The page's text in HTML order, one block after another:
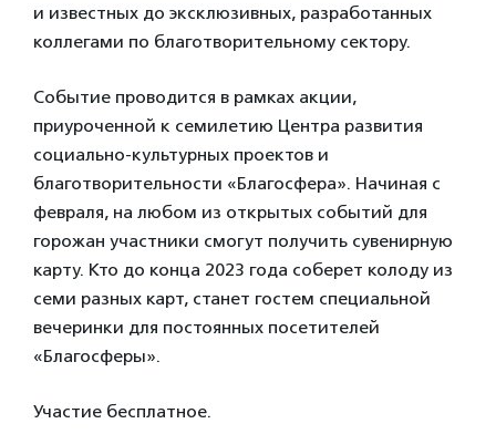
и известных до эксклюзивных, разработанных
коллегами по благотворительному сектору.
Событие проводится в рамках акции,
приуроченной к семилетию Центра развития
социально-культурных проектов и
благотворительности «Благосфера». Начиная с
февраля, на любом из открытых событий для
горожан участники смогут получить сувенирную
карту. Кто до конца 2023 года соберет колоду из
семи разных карт, станет гостем специальной
вечеринки для постоянных посетителей
«Благосферы».
Участие бесплатное.